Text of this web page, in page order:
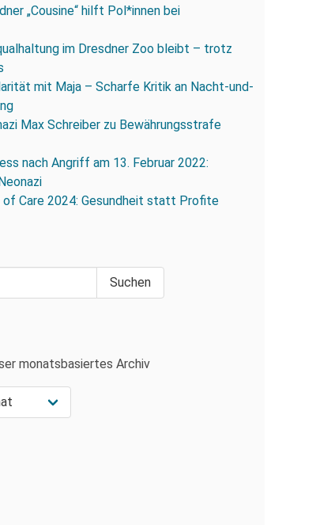
„Cousine“ hilft Pol*innen bei
im Dresdner Zoo bleibt – trotz
mit Maja – Scharfe Kritik an Nacht-und-
Max Schreiber zu Bewährungsstrafe
nach Angriff am 13. Februar 2022:
of Care 2024: Gesundheit statt Profite
monatsbasiertes Archiv